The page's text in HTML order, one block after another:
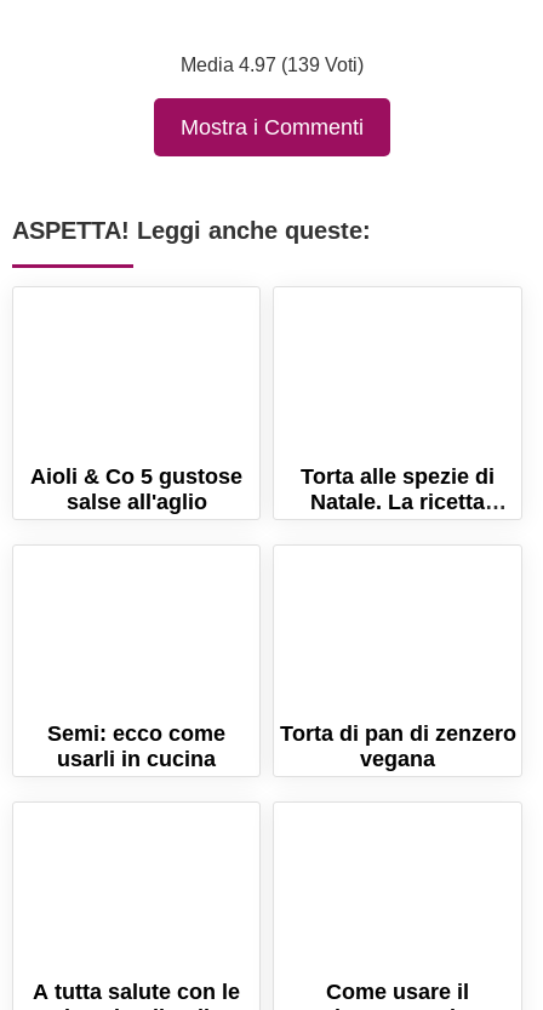
Media 4.97 (139 Voti)
Mostra i Commenti
ASPETTA! Leggi anche queste:
Aioli & Co 5 gustose
salse all'aglio
Torta alle spezie di
Natale. La ricetta
semplice della torta
morbidissima!
Semi: ecco come
usarli in cucina
Torta di pan di zenzero
vegana
A tutta salute con le
Come usare il